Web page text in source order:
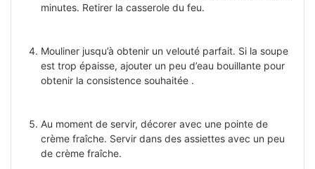
minutes. Retirer la casserole du feu.
Mouliner jusqu’à obtenir un velouté parfait. Si la soupe
est trop épaisse, ajouter un peu d’eau bouillante pour
obtenir la consistence souhaitée .
Au moment de servir, décorer avec une pointe de
crème fraîche. Servir dans des assiettes avec un peu
de crème fraîche.